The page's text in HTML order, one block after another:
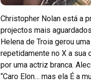
Christopher Nolan está a
projectos mais
Helena de Troia gerou
repetidamente no X a sua
por uma actriz branca.
“Caro Elon… mas ela É a